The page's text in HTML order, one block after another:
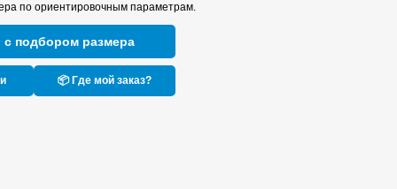
по ориентировочным параметрам.
подбором размера
📦 Где мой заказ?